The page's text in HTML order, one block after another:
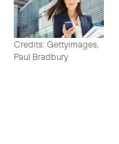
Credits: Gettyimages,
Paul Bradbury